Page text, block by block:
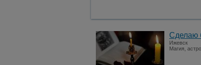
Сделаю
Ижевск
Магия,